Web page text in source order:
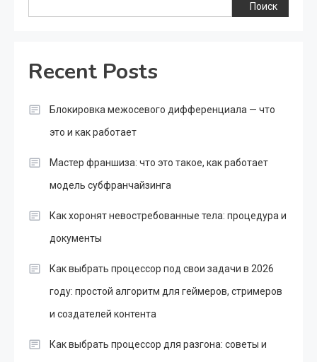
Поиск
Recent Posts
Блокировка межосевого дифференциала — что
это и как работает
Мастер франшиза: что это такое, как работает
модель субфранчайзинга
Как хоронят невостребованные тела: процедура и
документы
Как выбрать процессор под свои задачи в 2026
году: простой алгоритм для геймеров, стримеров
и создателей контента
Как выбрать процессор для разгона: советы и